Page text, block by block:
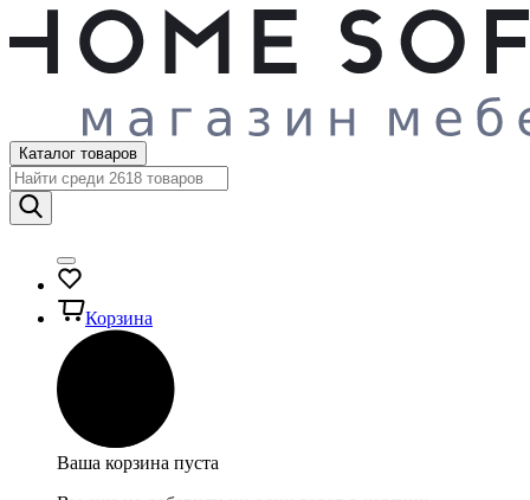
Каталог товаров
Корзина
Ваша корзина пуста